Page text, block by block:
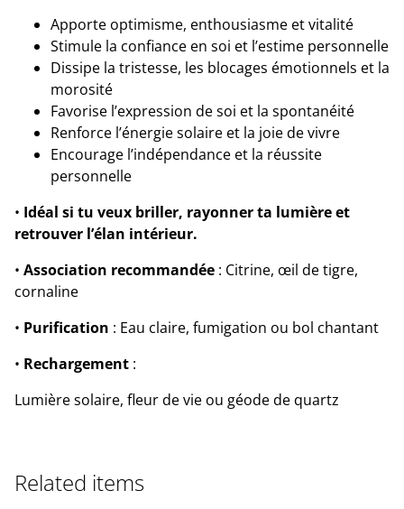
Apporte optimisme, enthousiasme et vitalité
Stimule la confiance en soi et l’estime personnelle
Dissipe la tristesse, les blocages émotionnels et la
morosité
Favorise l’expression de soi et la spontanéité
Renforce l’énergie solaire et la joie de vivre
Encourage l’indépendance et la réussite
personnelle
• Idéal si tu veux briller, rayonner ta lumière et
retrouver l’élan intérieur.
• Association recommandée : Citrine, œil de tigre,
cornaline
• Purification : Eau claire, fumigation ou bol chantant
• Rechargement :
Lumière solaire, fleur de vie ou géode de quartz
Related items